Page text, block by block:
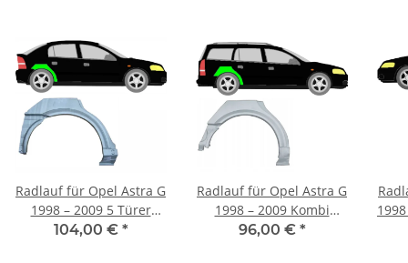
Radlauf für Opel Astra G
1998 – 2009 5 Türer
rechts
104,00 € *
Radlauf für Opel Astra G
1998 – 2009 Kombi
rechts
96,00 € *